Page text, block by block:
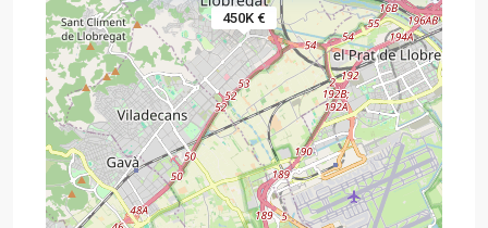
450K €